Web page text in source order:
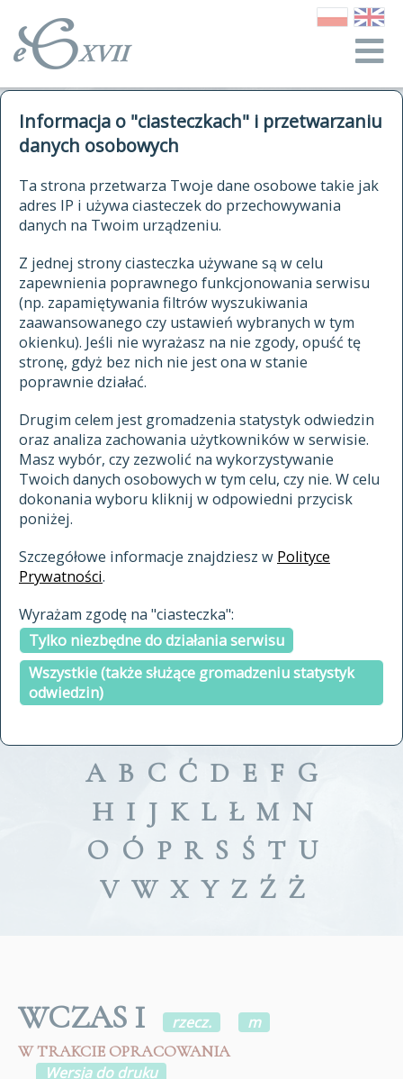
Informacja o "ciasteczkach" i przetwarzaniu
danych osobowych
Ta strona przetwarza Twoje dane osobowe takie jak
adres IP i używa ciasteczek do przechowywania
danych na Twoim urządzeniu.
Z jednej strony ciasteczka używane są w celu
zapewnienia poprawnego funkcjonowania serwisu
(np. zapamiętywania filtrów wyszukiwania
zaawansowanego czy ustawień wybranych w tym
okienku). Jeśli nie wyrażasz na nie zgody, opuść tę
stronę, gdyż bez nich nie jest ona w stanie
poprawnie działać.
Drugim celem jest gromadzenia statystyk odwiedzin
oraz analiza zachowania użytkowników w serwisie.
Masz wybór, czy zezwolić na wykorzystywanie
Twoich danych osobowych w tym celu, czy nie. W celu
dokonania wyboru kliknij w odpowiedni przycisk
poniżej.
Szczegółowe informacje znajdziesz w Polityce
Prywatności.
Wyrażam zgodę na "ciasteczka":
Tylko niezbędne do działania serwisu
Wszystkie (także służące gromadzeniu statystyk
odwiedzin)
autorzy Słownika
historia
publikacje
źródła
autorzy tekstów źródłowych
zasady opracowania
statystyki
najnowsze hasła
ostatnio zmodyfikowane hasła
materiały archiwalne
cytowanie
kontakt
kwerendy
jak cytować Słownik
ELEKTRONICZNY SŁOWNIK
JĘZYKA POLSKIEGO
XVII I XVIII WIEKU
znajdź hasła
zaczynające się od
indeksie
a fronte
a tergo
A B C Ć D E F G
H I J K L Ł M N
O Ó P R S Ś T U
V W X Y Z Ź Ż
WCZAS I rzecz.
m
W TRAKCIE OPRACOWANIA
Wersja do druku